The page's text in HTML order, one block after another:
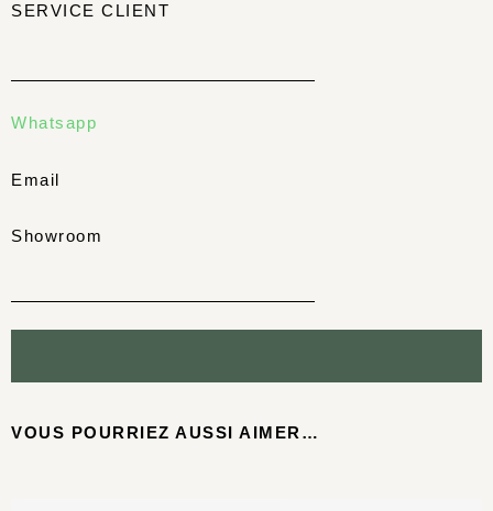
SERVICE CLIENT
Whatsapp
Email
Showroom
VOUS POURRIEZ AUSSI AIMER…